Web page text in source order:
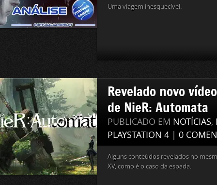
Uma viagem inesquecível.
Revelado novo
de NieR: Automata
PUBLICADO EM NOTÍCIAS,
PLAYSTATION 4
0
Alguns conteúdos revelados no
XV, como é o caso da espada.